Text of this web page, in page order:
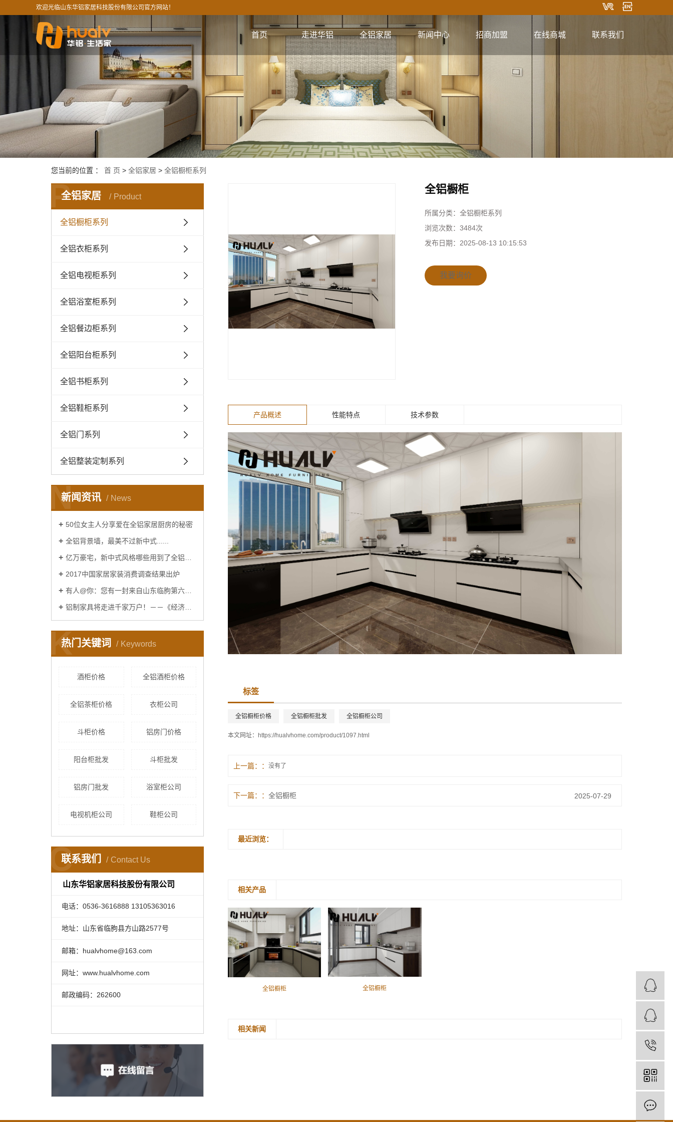
欢迎光临山东华铝家居科技股份有限公司官方网站！
首页 走进华铝
公司简介
企业文化
视频集锦
核心优势
全铝家居
全铝橱柜系列
全铝衣柜系列
全铝电视柜系列
全铝浴室柜系列
全铝餐边柜系列
全铝阳台柜系列
全铝整装定制系列
新闻中心
公司新闻
技术资讯
招商加盟 在线商城 联系我们
您当前的位置 ： 首 页 > 全铝家居 > 全铝橱柜系列
全铝家居 Product
P
全铝橱柜系列
全铝衣柜系列
全铝电视柜系列
全铝浴室柜系列
全铝餐边柜系列
全铝阳台柜系列
全铝书柜系列
全铝鞋柜系列
全铝门系列
全铝整装定制系列
新闻资讯 News
N
50位女主人分享爱在全铝家居厨房的秘密
全铝背景墙，最美不过新中式......
亿万豪宅，新中式风格哪些用到了全铝家居......
2017中国家居家装消费调查结果出炉
有人@你：您有一封来自山东临朐第六届窗博会的邀请函
铝制家具将走进千家万户！－－《经济日报》报道！
热门关键词 Keywords
K
酒柜价格 全铝酒柜价格
全铝茶柜价格 衣柜公司
斗柜价格 铝房门价格
阳台柜批发 斗柜批发
铝房门批发 浴室柜公司
电视机柜公司 鞋柜公司
联系我们 Contact Us
C
山东华铝家居科技股份有限公司
电话：0536-3616888 13105363016
地址：山东省临朐县方山路2577号
邮箱：hualvhome@163.com
网址：www.hualvhome.com
邮政编码：262600
全铝橱柜
所属分类：全铝橱柜系列
浏览次数：3484次
发布日期： 2025-08-13 10:15:53
我要询价
产品概述 性能特点 技术参数
标签
全铝橱柜价格 全铝橱柜批发 全铝橱柜公司
本文网址： https://hualvhome.com/product/1097.html
上一篇： 没有了
下一篇： 全铝橱柜 2025-07-29
最近浏览：
相关产品
全铝橱柜 全铝橱柜
相关新闻